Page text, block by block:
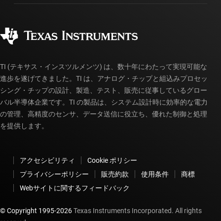
製造
myTI アカウントの FAQ
ご注文に関する FAQ
TI (テキサス・インスツルメンツ) は、数十年にわたって実現可能な
進歩を遂げてきました。TI は、アナログ・チップと組込みプロセッ
シング・チップの設計、製造、テスト、販売に従事しているグロー
バル半導体企業です。TI の製品は、システム設計時に効率的な電力
の管理、高精度のセンサ、データ送信に役立ち、優れた制御と処理
を提供します。
アクセシビリティ
Cookie ポリシー
プライバシーポリシー
販売約款 使用条件
商標
Webサイトに関するフィードバック
© Copyright 1995-2026Texas Instruments Incorporated. All rights